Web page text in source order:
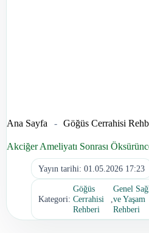
Ana Sayfa - Göğüs Cerrahisi
Akciğer Ameliyatı Sonrası
Yayın tarihi: 01.05.2026 17:23
Kategori:
Göğüs
Cerrahisi
Rehberi
,
Genel
ve Yaşam
Rehberi